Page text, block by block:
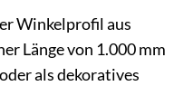
Winkelprofil aus
Länge von 1.000 mm
als dekoratives